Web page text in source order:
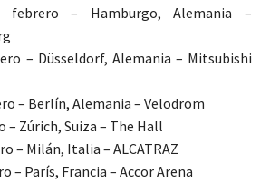
febrero – Hamburgo, Alemania –
– Düsseldorf, Alemania – Mitsubishi
– Berlín, Alemania – Velodrom
– Zúrich, Suiza – The Hall
– Milán, Italia – ALCATRAZ
– París, Francia – Accor Arena